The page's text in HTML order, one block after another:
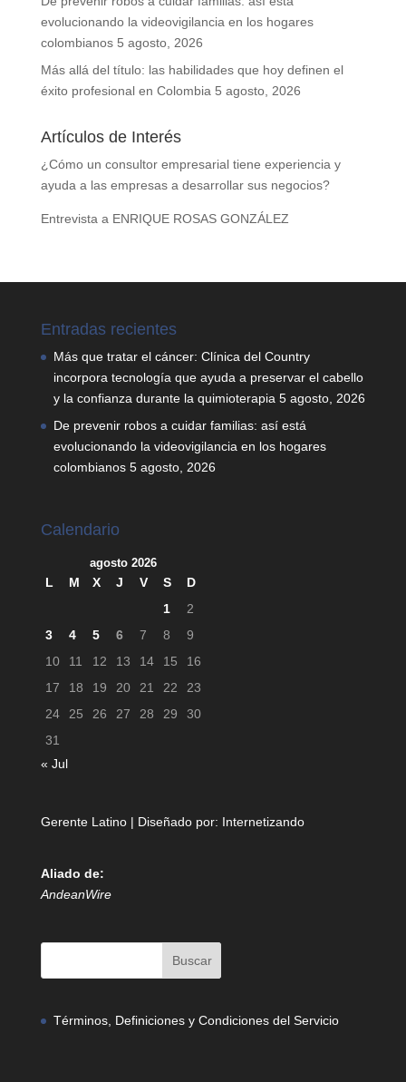
evolucionando la videovigilancia en los hogares
colombianos 5 agosto, 2026
Más allá del título: las habilidades que hoy definen el
éxito profesional en Colombia 5 agosto, 2026
Artículos de Interés
¿Cómo un consultor empresarial tiene experiencia y
ayuda a las empresas a desarrollar sus negocios?
Entrevista a ENRIQUE ROSAS GONZÁLEZ
Entradas recientes
Más que tratar el cáncer: Clínica del Country
incorpora tecnología que ayuda a preservar el cabello
y la confianza durante la quimioterapia 5 agosto, 2026
De prevenir robos a cuidar familias: así está
evolucionando la videovigilancia en los hogares
colombianos 5 agosto, 2026
Calendario
agosto 2026
L M X J V S
D
1
2
3
4 5 6 7 8
9
10
11 12 13 14 15
16
17
18 19 20 21 22
23
24
25 26 27 28 29
30
31
« Jul
Gerente Latino | Diseñado por: Internetizando
Aliado de:
AndeanWire
Términos, Definiciones y Condiciones del Servicio